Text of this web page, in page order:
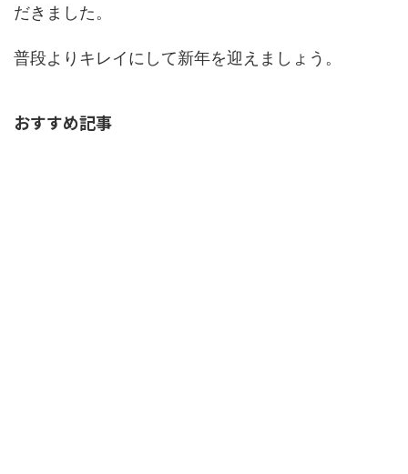
だきました。
普段よりキレイにして新年を迎えましょう。
おすすめ記事